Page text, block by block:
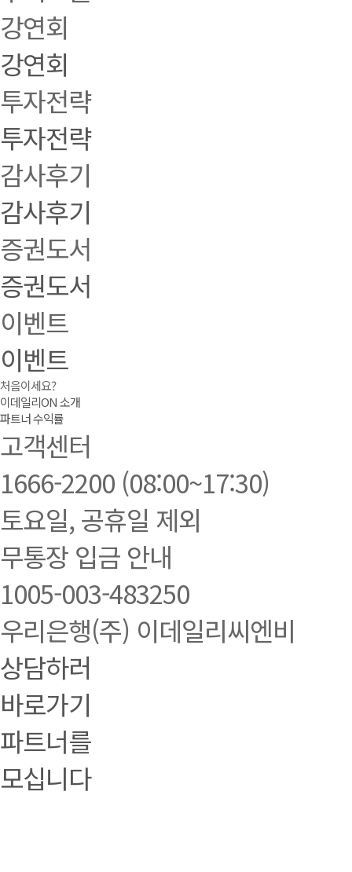
강연회
강연회
투자전략
투자전략
감사후기
감사후기
증권도서
증권도서
이벤트
이벤트
처음이세요?
이데일리ON 소개
파트너 수익률
고객센터
1666-2200 (08:00~17:30)
토요일, 공휴일 제외
무통장 입금 안내
1005-003-483250
우리은행(주) 이데일리씨엔비
상담하러
바로가기
파트너를
모십니다